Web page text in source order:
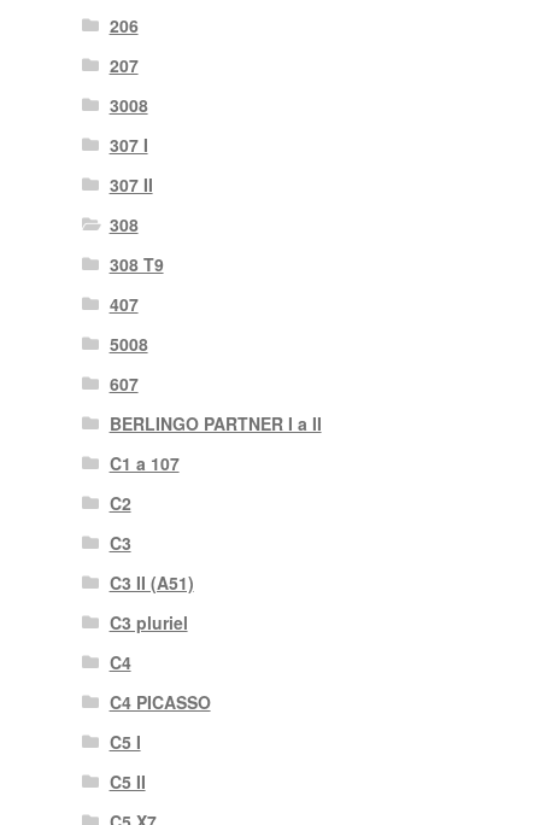
206
207
3008
307 I
307 II
308
308 T9
407
5008
607
BERLINGO PARTNER I a II
C1 a 107
C2
C3
C3 II (A51)
C3 pluriel
C4
C4 PICASSO
C5 I
C5 II